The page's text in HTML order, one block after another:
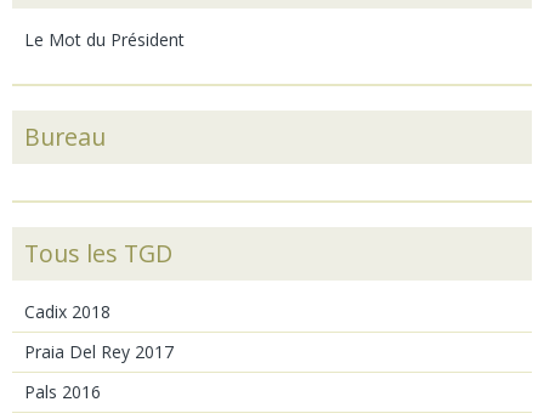
Le Mot du Président
Bureau
Tous les TGD
Cadix 2018
Praia Del Rey 2017
Pals 2016